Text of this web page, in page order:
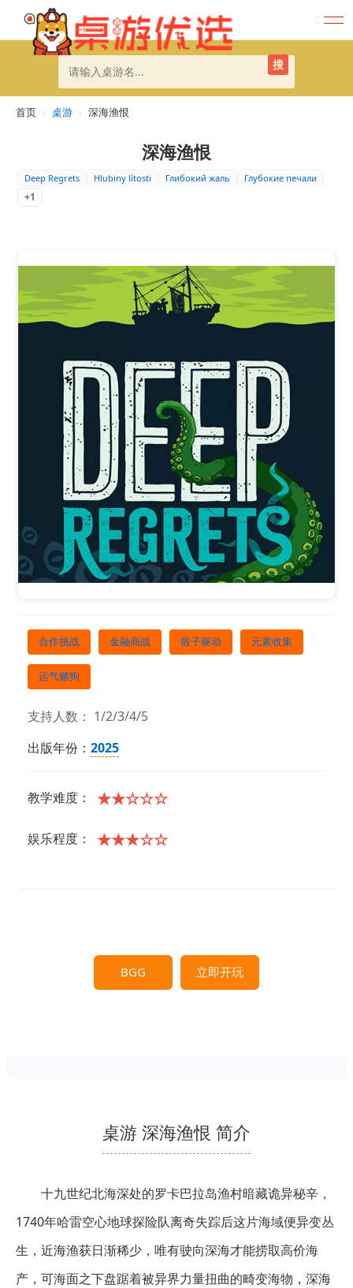
搜
首页 › 桌游 › 深海渔恨
深海渔恨
Deep Regrets Hlubiny lítosti Глибокий жаль Глубокие печали
+1
合作挑战 金融商战 骰子驱动 元素收集
运气赌狗
支持人数： 1/2/3/4/5
出版年份： 2025
教学难度： ★★☆☆☆
娱乐程度： ★★★☆☆
BGG 立即开玩
桌游 深海渔恨 简介
十九世纪北海深处的罗卡巴拉岛渔村暗藏诡异秘辛，
1740年哈雷空心地球探险队离奇失踪后这片海域便异变丛
生，近海渔获日渐稀少，唯有驶向深海才能捞取高价海
产，可海面之下盘踞着被异界力量扭曲的畸变海物，深海